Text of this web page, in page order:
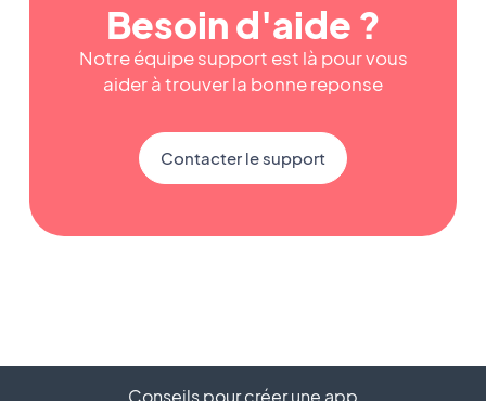
Besoin d'aide ?
Notre équipe support est là pour vous
aider à trouver la bonne reponse
Contacter le support
Conseils pour créer une app